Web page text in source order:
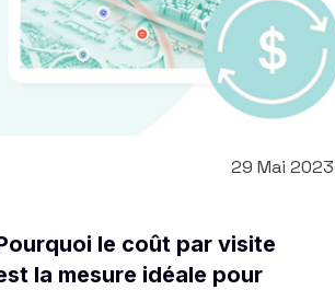
29 Mai 2023
le coût par visite
la mesure idéale pour